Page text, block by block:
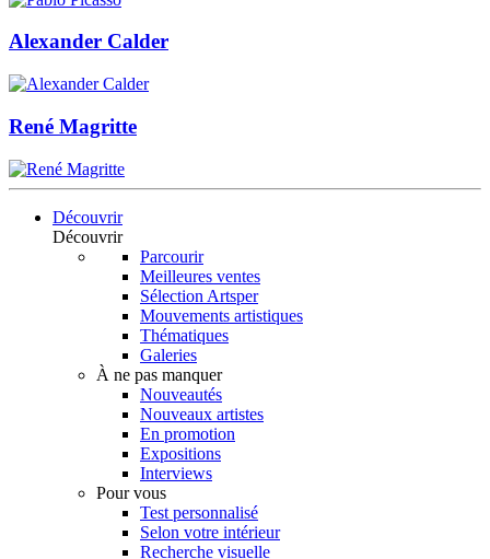
Alexander Calder
René Magritte
Découvrir
Découvrir
Parcourir
Meilleures ventes
Sélection Artsper
Mouvements artistiques
Thématiques
Galeries
À ne pas manquer
Nouveautés
Nouveaux artistes
En promotion
Expositions
Interviews
Pour vous
Test personnalisé
Selon votre intérieur
Recherche visuelle